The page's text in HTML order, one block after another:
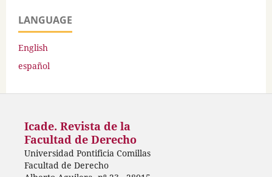
LANGUAGE
English
español
Icade. Revista de la
Facultad de Derecho
Universidad Pontificia Comillas
Facultad de Derecho